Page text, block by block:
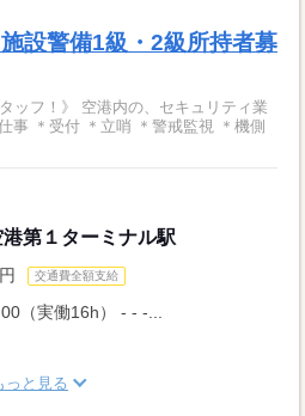
設警備1級・2級所持者募
ッフ！》 空港内の、セキュリティ業
第１ターミナル駅
交通費全額支給
（実働16h） - - -...
っと見る